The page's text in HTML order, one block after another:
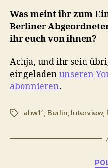
Was meint ihr zum
Berliner
ihr euch von ihnen?
Achja, und ihr seid
eingeladenunseren
abonnieren.
Schlagwörter
ahw11, Berlin, Interview,